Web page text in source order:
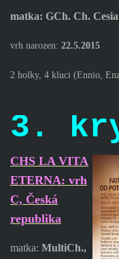
matka: GCh. Ch.
vrh narozen: 22.5.2015
2 holky, 4 kluci (Ennio,
3.
CHS LA VITA
ETERNA: vrh
C, Česká
republika
matka: MultiCh.,